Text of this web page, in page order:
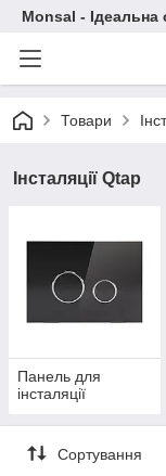
Monsal - Ідеальна
Товари
Інсталяції Qtap
Панель для
інсталяції
Сортування